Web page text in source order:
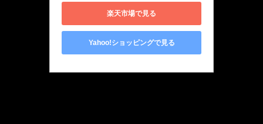
楽天市場で見る
Yahoo!ショッピングで見る